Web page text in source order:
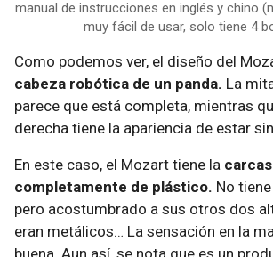
manual de instrucciones en inglés y chino
muy fácil de usar, solo tiene 4
Como podemos ver, el diseño del
cabeza robótica de un panda. La
parece que está completa, mientras
derecha tiene la apariencia de estar
En este caso, el Mozart tiene la
completamente de plástico. No
pero acostumbrado a sus otros dos
eran metálicos… La sensación en la